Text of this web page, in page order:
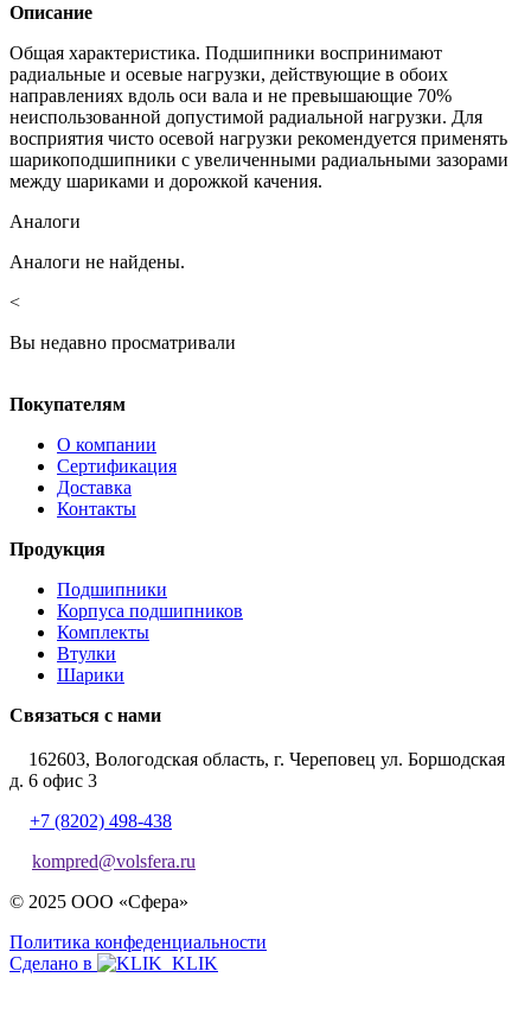
Описание
Общая характеристика. Подшипники воспринимают
радиальные и осевые нагрузки, действующие в обоих
направлениях вдоль оси вала и не превышающие 70%
неиспользованной допустимой радиальной нагрузки. Для
восприятия чисто осевой нагрузки рекомендуется применять
шарикоподшипники с увеличенными радиальными зазорами
между шариками и дорожкой качения.
Аналоги
Аналоги не найдены.
<
Вы недавно просматривали
Покупателям
О компании
Сертификация
Доставка
Контакты
Продукция
Подшипники
Корпуса подшипников
Комплекты
Втулки
Шарики
Связаться с нами
162603, Вологодская область, г. Череповец ул. Боршодская
д. 6 офис 3
+7 (8202) 498-438
kompred@volsfera.ru
© 2025 ООО «Сфера»
Политика конфеденциальности
Сделано в